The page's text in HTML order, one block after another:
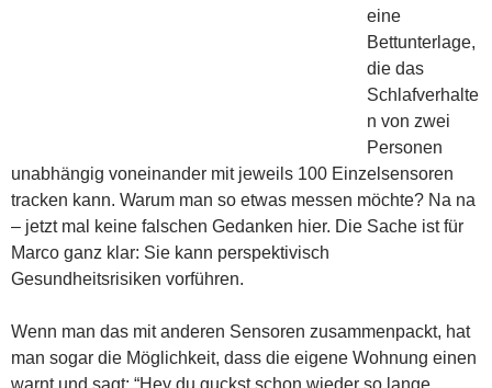
eine
Bettunterlage,
die das
Schlafverhalte
n von zwei
Personen
unabhängig voneinander mit jeweils 100 Einzelsensoren
tracken kann. Warum man so etwas messen möchte? Na na
– jetzt mal keine falschen Gedanken hier. Die Sache ist für
Marco ganz klar: Sie kann perspektivisch
Gesundheitsrisiken vorführen.
Wenn man das mit anderen Sensoren zusammenpackt, hat
man sogar die Möglichkeit, dass die eigene Wohnung einen
warnt und sagt: “Hey du guckst schon wieder so lange